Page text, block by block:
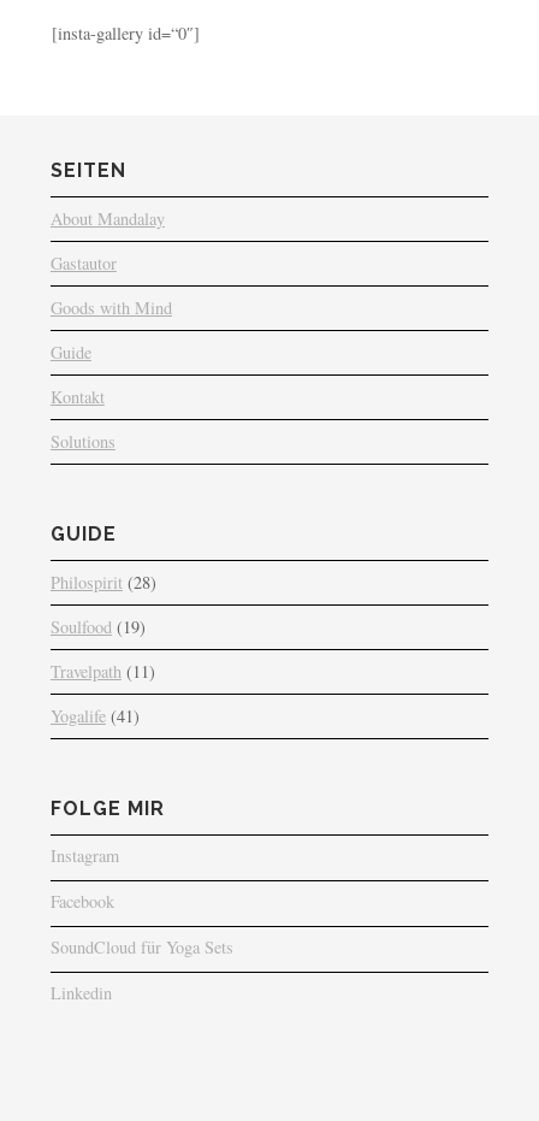
[insta-gallery id=“0″]
SEITEN
About Mandalay
Gastautor
Goods with Mind
Guide
Kontakt
Solutions
GUIDE
Philospirit (28)
Soulfood (19)
Travelpath (11)
Yogalife(41)
FOLGE MIR
Instagram
Facebook
SoundCloud für Yoga Sets
Linkedin